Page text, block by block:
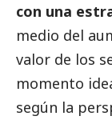
con una
medio del
valor de los
momento
según la